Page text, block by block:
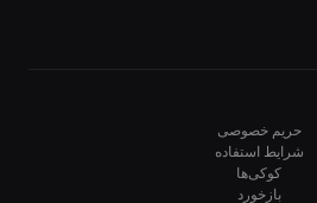
حریم خصوصی
شرایط استفاده
کوکی‌ها
بازخورد
10